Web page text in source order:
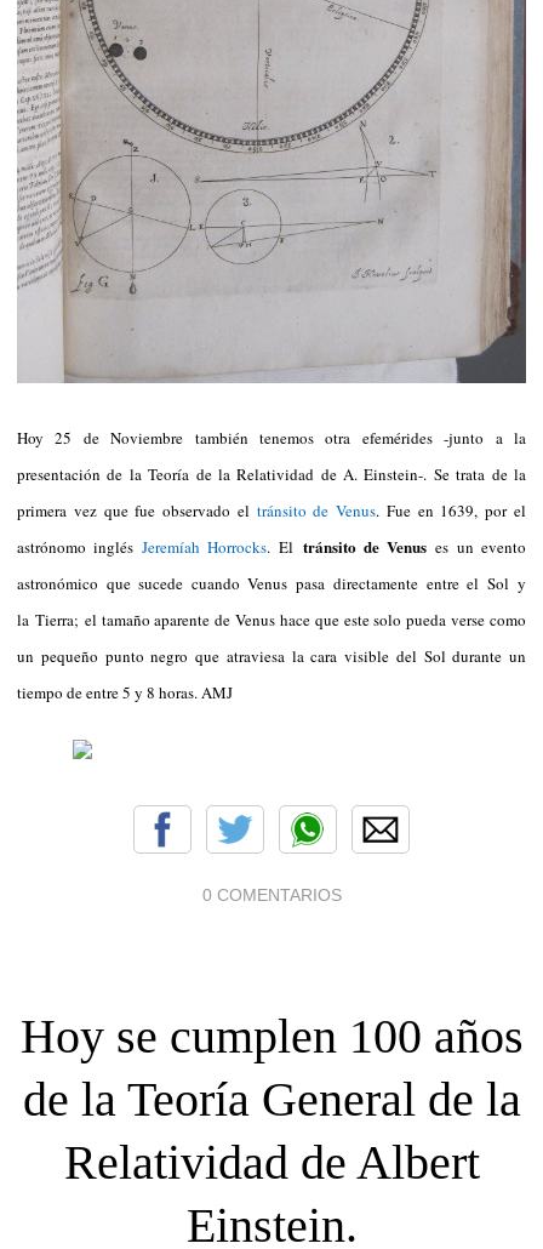
Hoy 25 de Noviembre también tenemos otra efemérides -junto a la
presentación de la Teoría de la Relatividad de A. Einstein-. Se trata de la
primera vez que fue observado el tránsito de Venus. Fue en 1639, por el
astrónomo inglés Jeremíah Horrocks. El tránsito de Venus es un evento
astronómico que sucede cuando Venus pasa directamente entre el Sol y
la Tierra; el tamaño aparente de Venus hace que este solo pueda verse como
un pequeño punto negro que atraviesa la cara visible del Sol durante un
tiempo de entre 5 y 8 horas. AMJ
0 COMENTARIOS
Hoy se cumplen 100 años
de la Teoría General de la
Relatividad de Albert
Einstein.